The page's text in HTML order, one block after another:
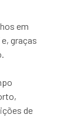
em
graças
de